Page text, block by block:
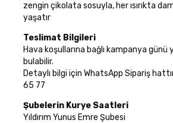
zengin çikolata sosuyla, her ısırıkta
yaşatır
Teslimat Bilgileri
Hava koşullarına bağlı kampanya
bulabilir.
Detaylı bilgi için WhatsApp Sipariş
65 77
Şubelerin Kurye Saatleri
Yıldırım Yunus Emre Şubesi